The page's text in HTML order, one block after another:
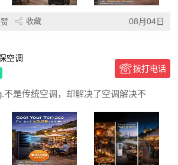
收藏 08月04日
空调
拨打电话
不是传统空调，却解决了空调解决不